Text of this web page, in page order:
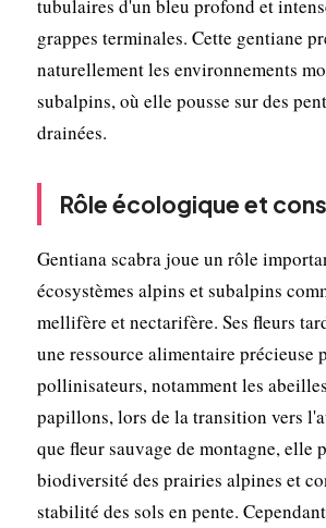
tubulaires d'un bleu profond et
grappes terminales. Cette gentiane
naturellement les environnements
subalpins, où elle pousse sur des
drainées.
Rôle écologique et
Gentiana scabra joue un rôle
écosystèmes alpins et subalpins
mellifère et nectarifère. Ses fleurs
une ressource alimentaire précieuse
pollinisateurs, notamment les
papillons, lors de la transition vers
que fleur sauvage de montagne, elle
biodiversité des prairies alpines et
stabilité des sols en pente.